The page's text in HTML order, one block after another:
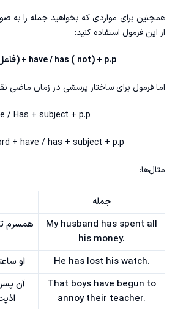
همچنین برای مواردی که بخواهید جمله را به
از این فرمول استفاده کنید:
Subject (فاعل) + have / has ( not) + p.p
اما فرمول برای ساختار پرسشی در زمان ماضی
/ Has + subject + p.p
+ have / has + subject + p.p
مثال‌ها:
جمله
My husband has spent all
his money.
همسرم
He has lost his watch.
او
That boys have begun to
annoy their teacher.
آن